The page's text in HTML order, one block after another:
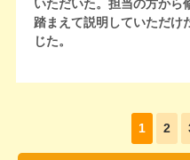
いただいた。担当の方から
踏まえて説明していただけ
じた。
1 2